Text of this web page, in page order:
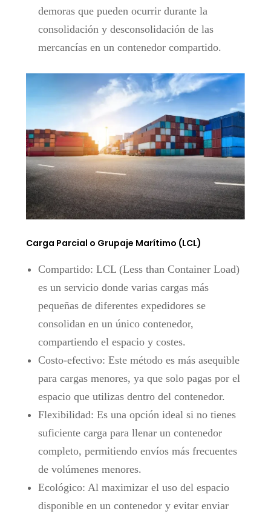
demoras que pueden ocurrir durante la
consolidación y desconsolidación de las
mercancías en un contenedor compartido.
Carga Parcial o Grupaje Marítimo (LCL)
Compartido: LCL (Less than Container Load)
es un servicio donde varias cargas más
pequeñas de diferentes expedidores se
consolidan en un único contenedor,
compartiendo el espacio y costes.
Costo-efectivo: Este método es más asequible
para cargas menores, ya que solo pagas por el
espacio que utilizas dentro del contenedor.
Flexibilidad: Es una opción ideal si no tienes
suficiente carga para llenar un contenedor
completo, permitiendo envíos más frecuentes
de volúmenes menores.
Ecológico: Al maximizar el uso del espacio
disponible en un contenedor y evitar enviar